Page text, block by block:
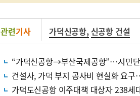
관련기사 가덕신공항, 신공항 건설
“가덕신공항→부산국제공항”…시민
건설사, 가덕 부지 공사비 현실화 요
가덕도신공항 이주대책 대상자 238세